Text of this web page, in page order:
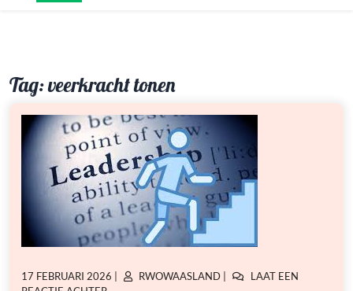
Tag:veerkracht tonen
GEPLAATST
17 FEBRUARI 2026
GEPLAATST
RWOWAASLAND
LAAT EEN